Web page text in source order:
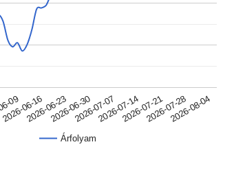
Árfolyam
09
2026-06-162026-06-232026-06-302026-07-072026-07-142026-07-212026-07-282026-08-04